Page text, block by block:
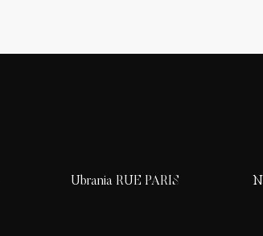
Ubrania RUE PARIS